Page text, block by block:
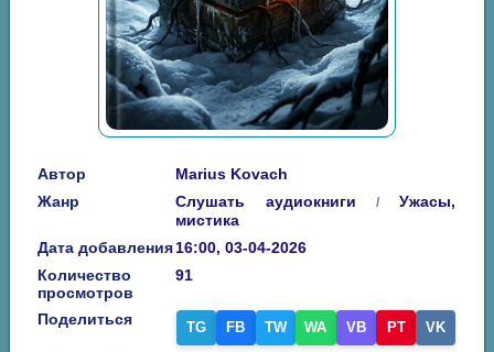
Автор
Marius Kovach
Жанр
Слушать аудиокниги /Ужасы,
мистика
Дата добавления16:00, 03-04-2026
Количество
просмотров
91
Поделиться TG FB TW WA VB PT VK